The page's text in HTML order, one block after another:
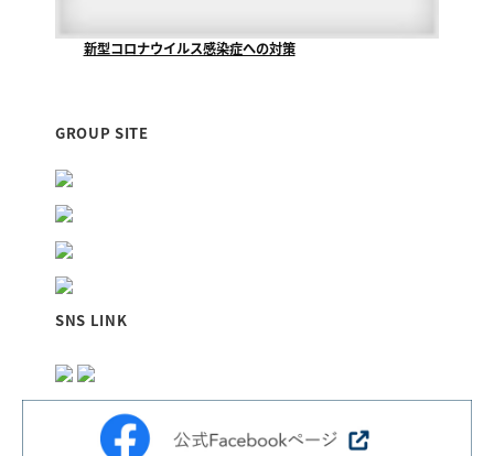
新型コロナウイルス感染症への対策
GROUP SITE
SNS LINK